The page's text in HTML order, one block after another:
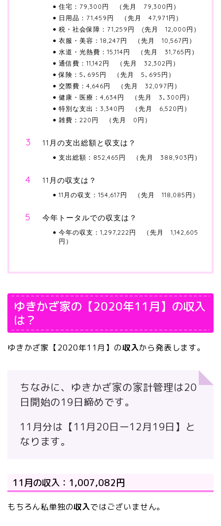
住宅：79,300円 （先月 79,300円）
日用品：71,459円 （先月 47,971円）
税・社会保障：71,259円 (先月 12,000円）
衣服・美容：18,247円 （先月 10,567円）
水道・光熱費：15,114円 （先月 31,765円）
通信費：11,142円 （先月 32,302円）
保険：5､695円 （先月 5､695円）
交際費：4,646円 （先月 32,097円）
健康・医療：4,634円 （先月 3､300円）
特別な支出：3,340円 （先月 6,520円）
雑費：220円 （先月 0円）
11月の支出総額と収支は？
支出総額：852,465円 （先月 388,903円）
11月の収支は？
11月の収支：154,617円 （先月 118,085円）
今年トータルでの収支は？
今年の収支：1,297,222円 （先月 1,142,605
円）
ゆきかざ家の【2020年11月】の収入
は？
ゆきかざ家【2020年11月】の収入から発表します。
ちなみに、ゆきかざ家の家計管理は20
日開始の19日締めです。
11月分は 【11月20日ー12月19日】 と
なります。
11月の収入：1,007,082円
もちろん私単独の収入ではございません。